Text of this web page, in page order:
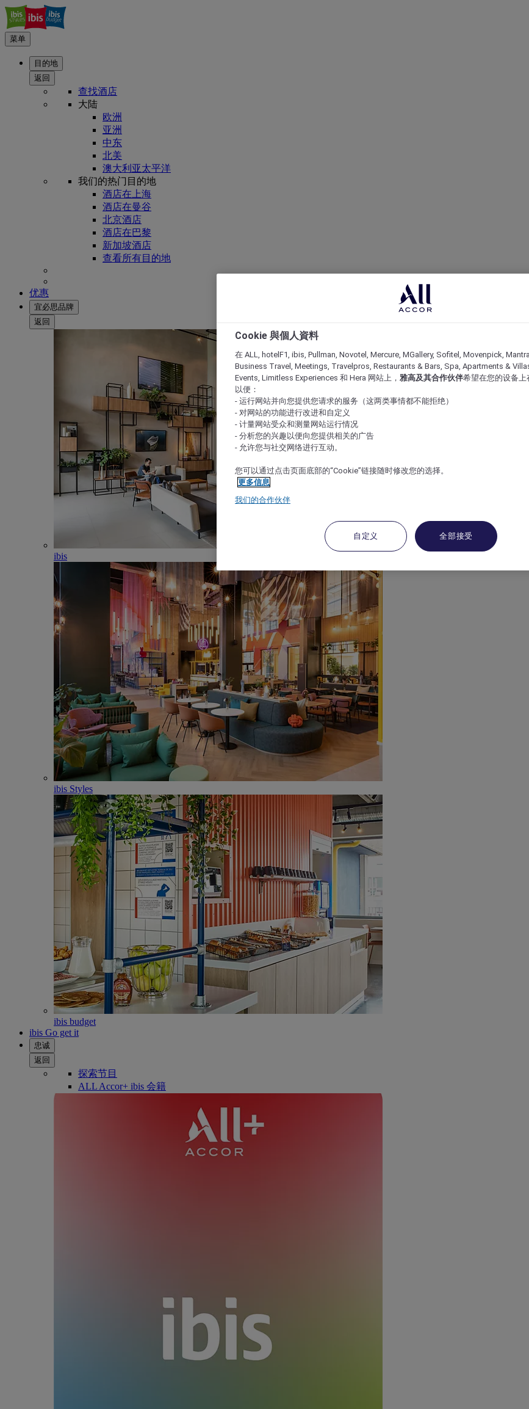
菜单
目的地
返回
查找酒店
大陆
欧洲
亚洲
中东
北美
澳大利亚太平洋
我们的热门目的地
酒店在上海
酒店在曼谷
北京酒店
酒店在巴黎
新加坡酒店
查看所有目的地
优惠
宜必思品牌
返回
ibis
ibis Styles
ibis budget
ibis Go get it
忠诚
返回
探索节目
ALL Accor+ ibis 会籍
Cookie 與個人資料
在 ALL, hotelF1, ibis, Pullman, Novotel, Mercure, MGallery, Sofitel, Movenpick,
Business Travel, Meetings, Travelpros, Restaurants & Bars, Spa, Apartments &
Events, Limitless Experiences 和 Hera 网站上， 雅高及其合作伙伴希望在您的设备上
以便：
- 运行网站并向您提供您请求的服务（这两类事情都不能拒绝）
- 对网站的功能进行改进和自定义
- 计量网站受众和测量网站运行情况
- 分析您的兴趣以便向您提供相关的广告
- 允许您与社交网络进行互动。
您可以通过点击页面底部的“Cookie”链接随时修改您的选择。
更多信息
我们的合作伙伴
自定义 全部接受